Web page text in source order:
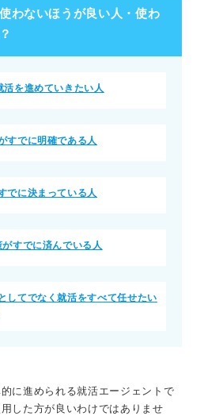
わないほうが良い人・使わ
活を進めていきたい人
すでに明確である人
でに決まっている人
すでに済んでいる人
してでなく就活をすべて任せたい
に進められる就活エージェントで
した方が良いわけではありませ